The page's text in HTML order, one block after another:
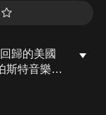
歸的美國
斯特音樂廳